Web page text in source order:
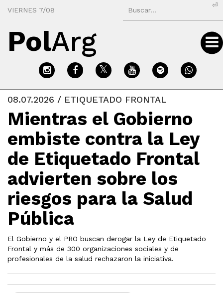
VIERNES 7/08
⏎
PolArg
08.07.2026 / ETIQUETADO FRONTAL
Mientras el Gobierno
embiste contra la Ley
de Etiquetado Frontal
advierten sobre los
riesgos para la Salud
Pública
El Gobierno y el PRO buscan derogar la Ley de Etiquetado
Frontal y más de 300 organizaciones sociales y de
profesionales de la salud rechazaron la iniciativa.